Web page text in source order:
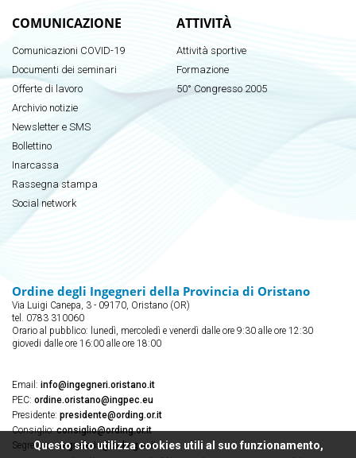
Questo sito utilizza cookies utili al suo funzionamento,
COMUNICAZIONE
Comunicazioni COVID-19
Documenti dei seminari
Offerte di lavoro
Archivio notizie
Newsletter e SMS
Bollettino
Inarcassa
Rassegna stampa
Social network
ATTIVITÀ
Attività sportive
Formazione
50° Congresso 2005
Ordine degli Ingegneri della Provincia di Oristano
Via Luigi Canepa, 3 - 09170, Oristano (OR)
tel. 0783 310060
Orario al pubblico: lunedì, mercoledì e venerdì dalle ore 9:30 alle ore 12:30
giovedi dalle ore 16:00 alle ore 18:00
Email: info@ingegneri.oristano.it
PEC: ordine.oristano@ingpec.eu
Presidente: presidente@ording.or.it
Consiglio:consiglio@ording.or.it
Segreteria:segreteria@ording.or.it